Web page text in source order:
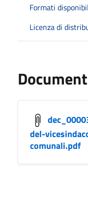
Formati
Licenza di
del-
comunali.pdf